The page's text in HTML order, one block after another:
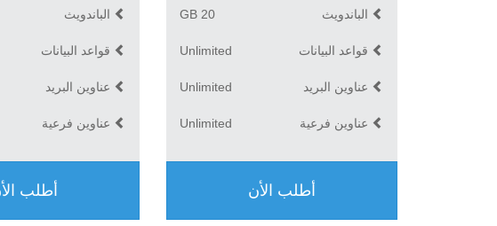
الباندويث 20 GB
قواعد البيانات Unlimited
عناوين البريد Unlimited
عناوين فرعية Unlimited
أطلب الأن
الباندويث
قواعد البيانات
عناوين البريد
عناوين فرعية
أطلب